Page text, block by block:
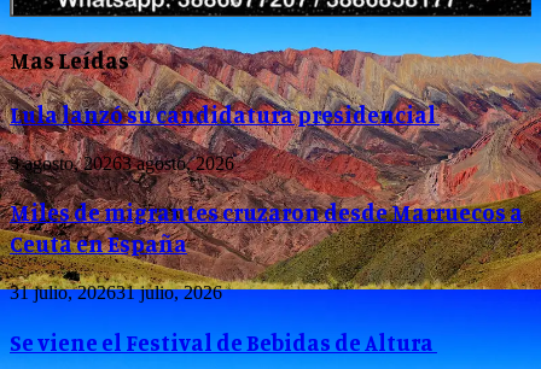
Mas Leídas
Lula lanzó su candidatura presidencial
3 agosto, 20263 agosto, 2026
Miles de migrantes cruzaron desde Marruecos a
Ceuta en España
31 julio, 202631 julio, 2026
Se viene el Festival de Bebidas de Altura